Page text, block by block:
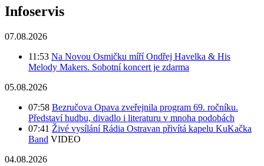
Infoservis
07.08.2026
11:53 Na Novou Osmičku míří Ondřej Havelka & His
Melody Makers. Sobotní koncert je zdarma
05.08.2026
07:58 Bezručova Opava zveřejnila program 69. ročníku.
Představí hudbu, divadlo i literaturu v mnoha podobách
07:41 Živé vysílání Rádia Ostravan přivítá kapelu KuKačka
Band VIDEO
04.08.2026